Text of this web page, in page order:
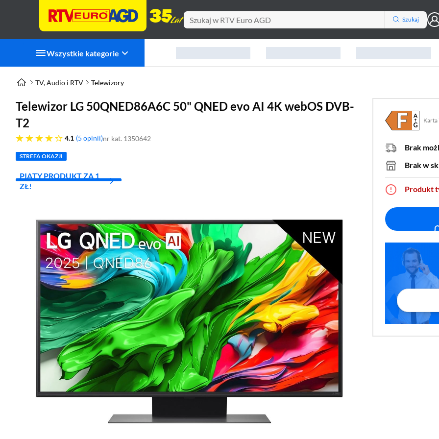
Szukaj
Wszystkie kategorie
TV, Audio i RTV Telewizory
Telewizor LG 50QNED86A6C 50" QNED evo AI 4K webOS DVB-
T2
4.1
4.1 gwiazdek 5 opinii nr kat. 1350642
STREFA OKAZJI
PIĄTY PRODUKT ZA 1
ZŁ!
Plik
Brak
Brak w
Produkt